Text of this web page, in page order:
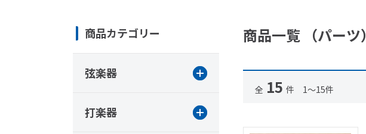
商品一覧 （パーツ）
全 15 件 1～15件
商品カテゴリー
弦楽器
打楽器